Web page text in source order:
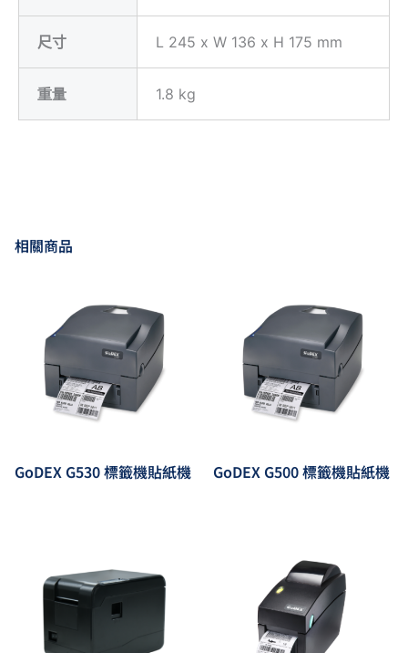
尺寸 L 245 x W 136 x H 175 mm
重量 1.8 kg
相關商品
GoDEX G530 標籤機貼紙機 GoDEX G500 標籤機貼紙機